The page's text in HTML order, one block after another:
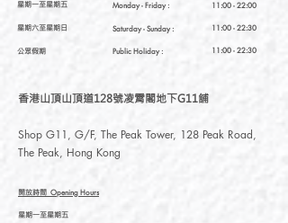
11:00 - 22:00
11:00 - 22:30
11:00 - 22:30
星期一至星期五
星期六至星期日
公眾假期
Monday - Friday :
Saturday- Sunday :
Public Holiday :
香港山頂山頂道128號凌霄閣地下G11舖
Shop G11, G/F, The Peak Tower, 128 Peak Road,
The Peak, Hong Kong
開放時間 Opening Hours
星期一至星期五